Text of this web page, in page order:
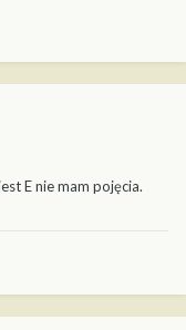
E nie mam pojęcia.